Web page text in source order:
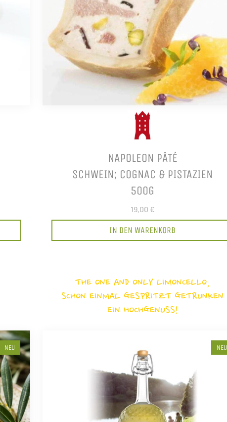
NAPOLEON PÂTÉ
SCHWEIN; COGNAC & PISTAZIEN
500G
19,00 €
IN DEN WARENKORB
NEU
THE ONE AND ONLY LIMONCELLO,
SCHON EINMAL GESPRITZT GETRUNKEN
EIN HOCHGENUSS!
NEU